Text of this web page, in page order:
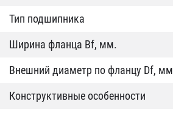
Тип подшипника
Ширина фланца Bf, мм.
Внешний диаметр по фланцу Df,
Конструктивные особенности